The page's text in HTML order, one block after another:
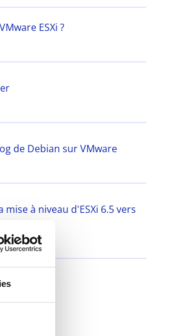
ESXi ?
de Debian sur VMware
à niveau d'ESXi 6.5 vers